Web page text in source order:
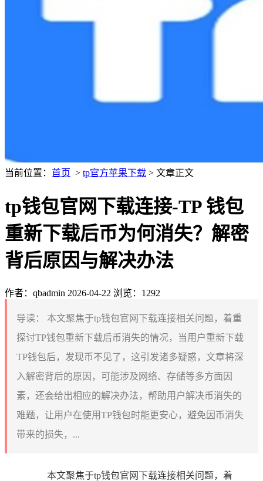
当前位置： 首页 > tp官方苹果下载 > 文章正文
tp钱包官网下载连接-TP 钱包
重新下载后币为何消失？解密
背后原因与解决办法
作者：qbadmin 2026-04-22 浏览：1292
导读：
本文聚焦于tp钱包官网下载连接相关问题，着重
探讨TP钱包重新下载后币消失的情况，当用户重新下载
TP钱包后，发现币不见了，这引发诸多疑惑，文章将深
入解密背后的原因，可能涉及网络、存储等多方面因
素，还会给出相应的解决办法，帮助用户解决币消失的
难题，让用户在使用TP钱包时能更安心，避免因币消失
带来的损失，...
本文聚焦于tp钱包官网下载连接相关问题，着